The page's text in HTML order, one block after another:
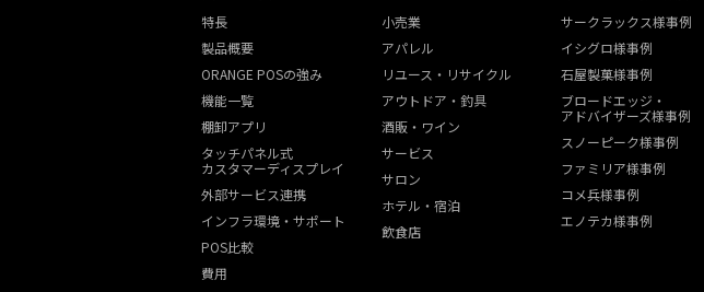
特長
製品概要
ORANGE POSの強み
機能一覧
棚卸アプリ
タッチパネル式
カスタマーディスプレイ
外部サービス連携
インフラ環境・サポート
POS比較
費用
小売業
アパレル
リユース・リサイクル
アウトドア・釣具
酒販・ワイン
サービス
サロン
ホテル・宿泊
飲食店
サークラックス様事例
イシグロ様事例
石屋製菓様事例
ブロードエッジ・
アドバイザーズ様事例
スノーピーク様事例
ファミリア様事例
コメ兵様事例
エノテカ様事例